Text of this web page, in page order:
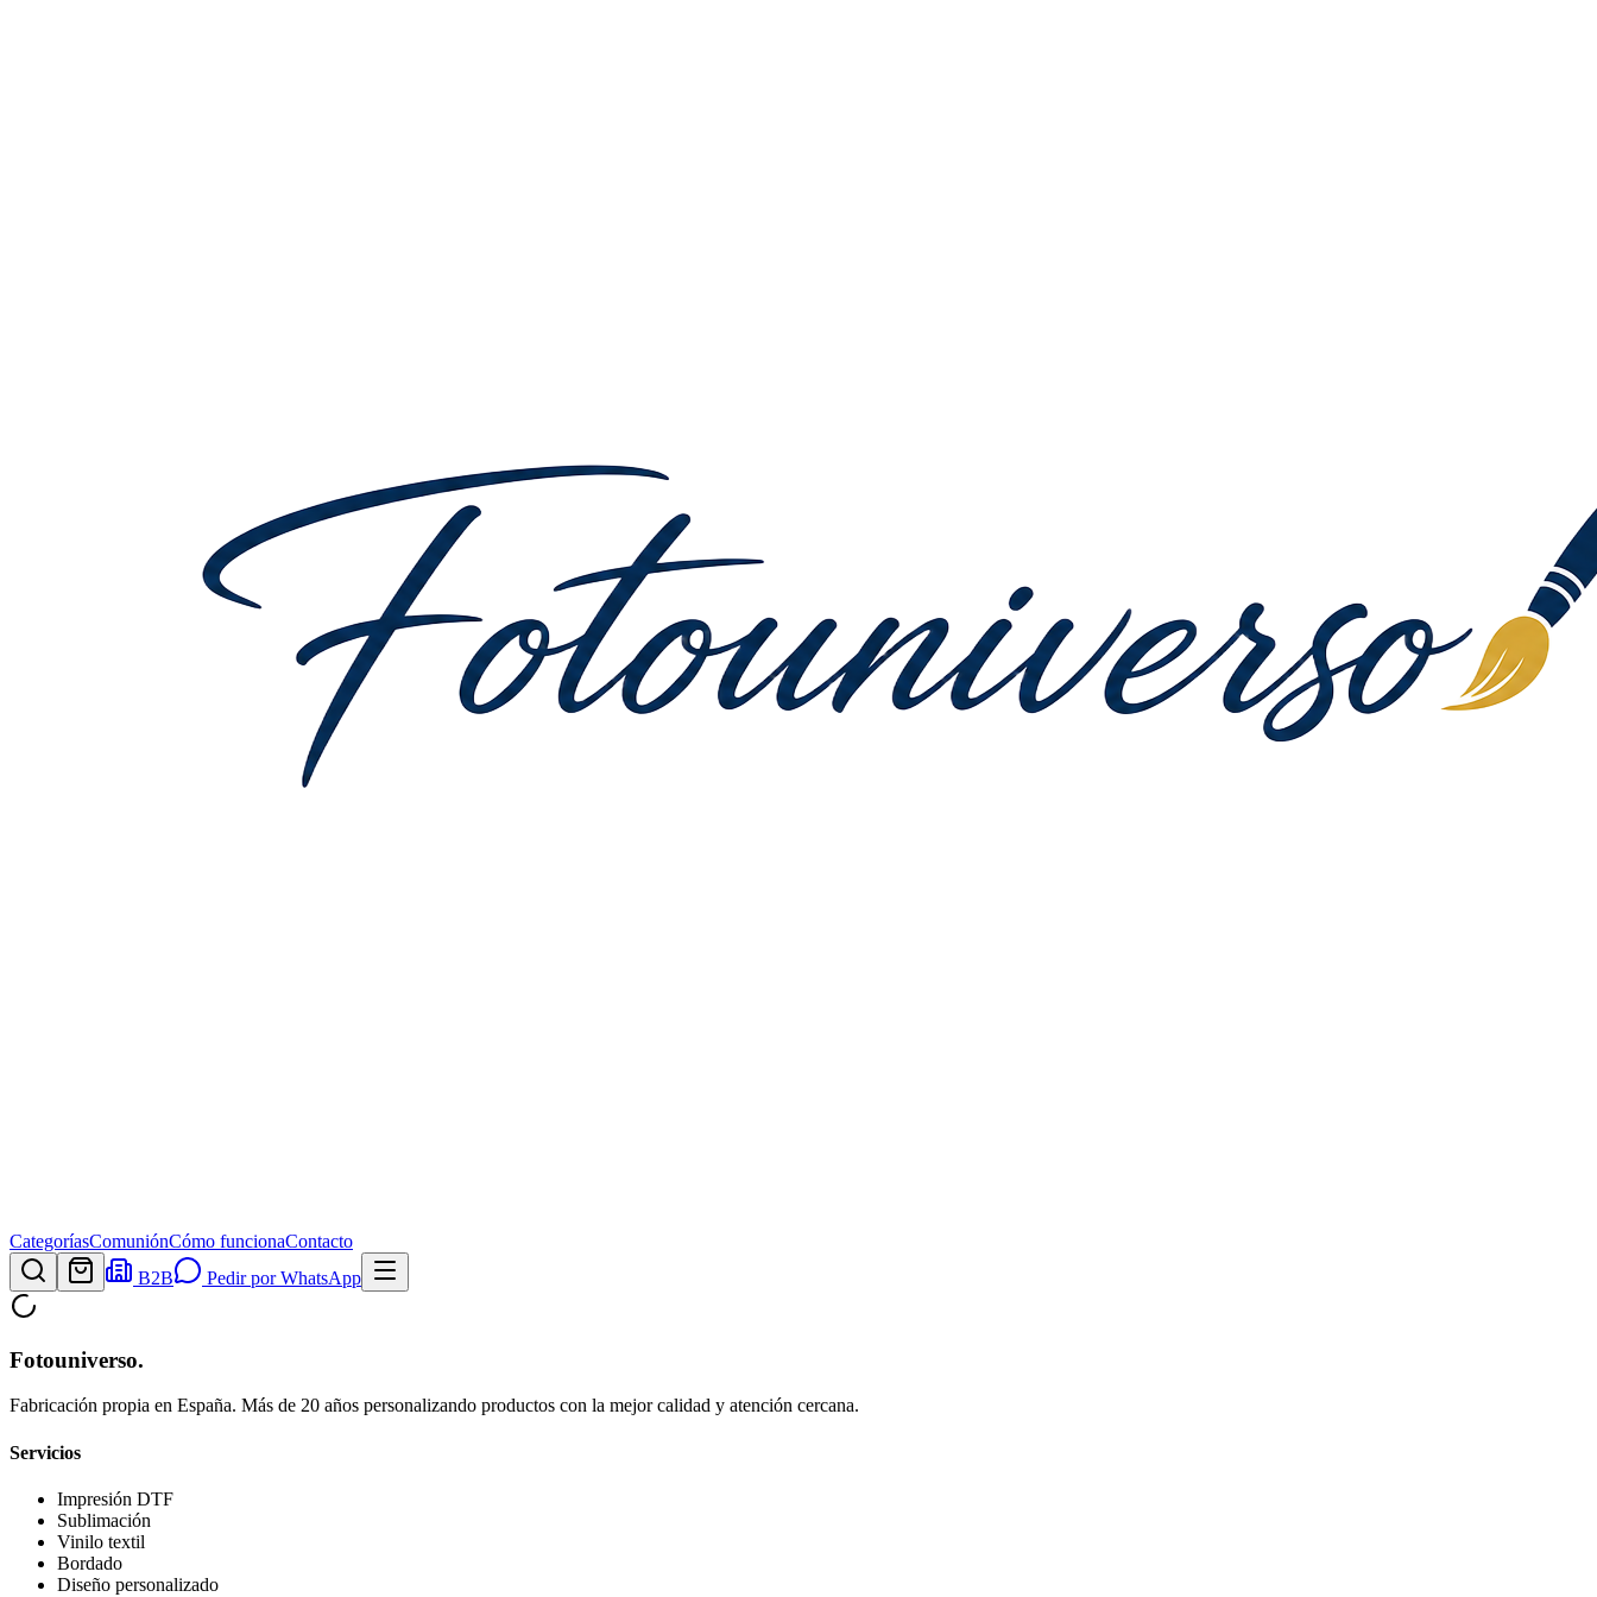
CategoríasComuniónCómo funcionaContacto
B2B
Pedir por WhatsApp
Fotouniverso.
Fabricación propia en España. Más de 20 años personalizando productos con la mejor calidad y atención cercana.
Servicios
Impresión DTF
Sublimación
Vinilo textil
Bordado
Diseño personalizado